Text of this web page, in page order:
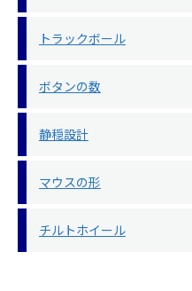
トラックボール
ボタンの数
静穏設計
マウスの形
チルトホイール